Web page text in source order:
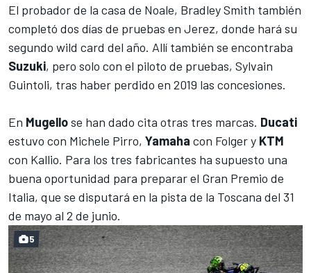
El probador de la casa de Noale, Bradley Smith también
completó dos días de pruebas en Jerez, donde hará su
segundo wild card del año. Allí también se encontraba
Suzuki, pero solo con el piloto de pruebas, Sylvain
Guintoli, tras haber perdido en 2019 las concesiones.
En Mugellose han dado cita otras tres marcas. Ducati
estuvo con Michele Pirro, Yamaha con Folgery KTM
con Kallio. Para los tres fabricantes ha supuesto una
buena oportunidad para preparar el Gran Premio de
Italia, que se disputará en la pista de la Toscana del 31
de mayo al 2 de junio.
5